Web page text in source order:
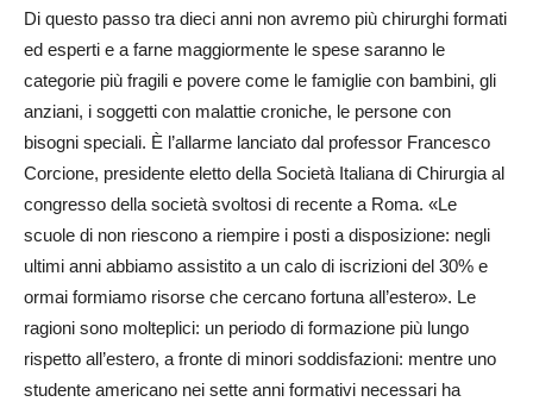
Di questo passo tra dieci anni non avremo più chirurghi formati
ed esperti e a farne maggiormente le spese saranno le
categorie più fragili e povere come le famiglie con bambini, gli
anziani, i soggetti con malattie croniche, le persone con
bisogni speciali. È l’allarme lanciato dal professor Francesco
Corcione, presidente eletto della Società Italiana di Chirurgia al
congresso della società svoltosi di recente a Roma. «Le
scuole di non riescono a riempire i posti a disposizione: negli
ultimi anni abbiamo assistito a un calo di iscrizioni del 30% e
ormai formiamo risorse che cercano fortuna all’estero». Le
ragioni sono molteplici: un periodo di formazione più lungo
rispetto all’estero, a fronte di minori soddisfazioni: mentre uno
studente americano nei sette anni formativi necessari ha